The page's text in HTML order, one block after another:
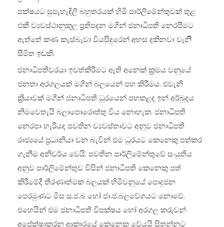
පක්ෂයට සුපැහැඳිලි බහුතරයක් හිමි පාර්ලිමේන්තුවක් තුළ
එකී ව්‍යවස්ථානුකූල ප්‍රතිපදන මගින් ජනාධිපති නෙරපීමට
ඇත්තේ කණ කැස්බෑවා වියසිදුරෙන් අහස දකිනවා වැනිී
සීමිත ඉඩකි.
ජනාධිපතිවරයා ඉවත්කිරීමට ඇති අනෙක් ක්‍රමය වනුයේ
ජනතා අරගලයක් මගින් බලයෙන් පහ කිරීමය. එවැනි
ක්‍රියාවක් මගින් ජනාධිපති ධූරයෙන් පහකළද ඉන් අර්බුදය
නිමවෙතැයි බලාපොරොත්තු විය නොහැක. ජනාධිපති
නෙරපා හැරියද පවතින ව්‍යවස්තාවට අනුව ජනාධිපති
රාජ්‍යයේ ප්‍රධානියා වන බැවින් එම ධූරයට කෙනෙකු පත්කර
ගැනීම අනිවර්ය වෙයි. පවතින පාර්ලිමේන්තුවේ සංයුතිය
අනුව පාර්ලිමේන්තුව විසින් ජනාධිපති කෙනෙකු පත්
කිරීමේදී තීරණාත්මක බලයක් හිමිවනුයේ පොදුජන
පෙරමුණට මිස ස.ජ.බ හෝ ජා.ජ.බලවේගයට නොවේ.
එහෙයින් එම ජනාධිපති විපක්ෂය හෝ අරගල කරුවන්
අපේක්ෂාකරන ආකාරයේ කෙනෙකු වේයයි සිතන්නට